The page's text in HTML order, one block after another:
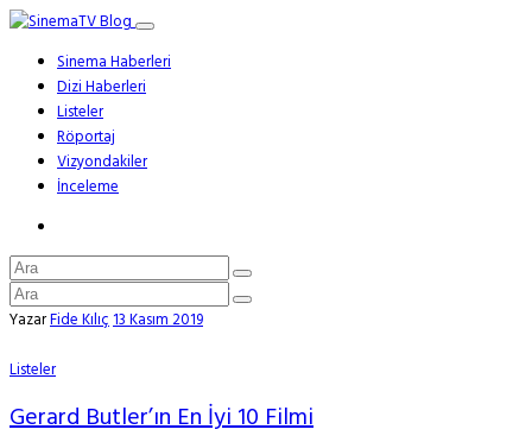
Sinema Haberleri
Dizi Haberleri
Listeler
Röportaj
Vizyondakiler
İnceleme
YazarFide Kılıç13 Kasım 2019
Listeler
Gerard Butler’ın En İyi 10 Filmi